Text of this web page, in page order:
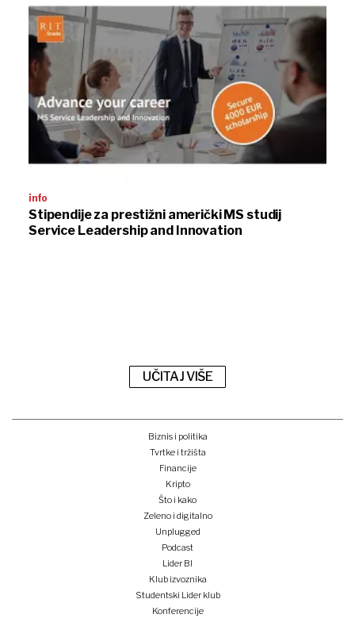
info
Stipendije za prestižni američki MS studij
Service Leadership and Innovation
UČITAJ VIŠE
Biznis i politika
Tvrtke i tržišta
Financije
Kripto
Što i kako
Zeleno i digitalno
Unplugged
Podcast
Lider BI
Klub izvoznika
Studentski Lider klub
Konferencije